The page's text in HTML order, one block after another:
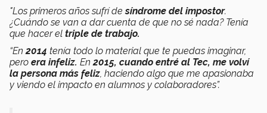
"Los primeros años sufrí desíndrome del impostor.
¿Cuándo se van a dar cuenta de que no sé nada? Tenía
que hacer el triple de trabajo.
“En 2014 tenía todo lo material que te puedas imaginar,
pero era infeliz. En 2015, cuando entré al Tec, me volví
la persona más feliz , haciendo algo que me apasionaba
y viendo el impacto en alumnos y colaboradores”.